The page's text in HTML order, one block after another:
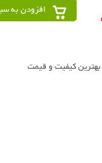
افزودن به
بهترین کیفیت و قیمت